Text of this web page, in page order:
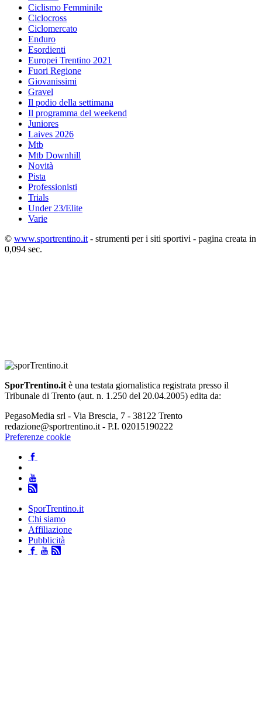
Ciclismo Femminile
Ciclocross
Ciclomercato
Enduro
Esordienti
Europei Trentino 2021
Fuori Regione
Giovanissimi
Gravel
Il podio della settimana
Il programma del weekend
Juniores
Laives 2026
Mtb
Mtb Downhill
Novità
Pista
Professionisti
Trials
Under 23/Elite
Varie
© www.sportrentino.it - strumenti per i siti sportivi - pagina creata in
0,094 sec.
SporTrentino.it è una testata giornalistica registrata presso il
Tribunale di Trento (aut. n. 1.250 del 20.04.2005) edita da:
PegasoMedia srl - Via Brescia, 7 - 38122 Trento
redazione@sportrentino.it - P.I. 02015190222
Preferenze cookie
SporTrentino.it
Chi siamo
Affiliazione
Pubblicità